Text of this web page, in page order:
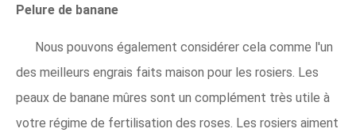
Pelure de banane
Nous pouvons également considérer cela comme l'un
des meilleurs engrais faits maison pour les rosiers. Les
peaux de banane mûres sont un complément très utile à
votre régime de fertilisation des roses. Les rosiers aiment